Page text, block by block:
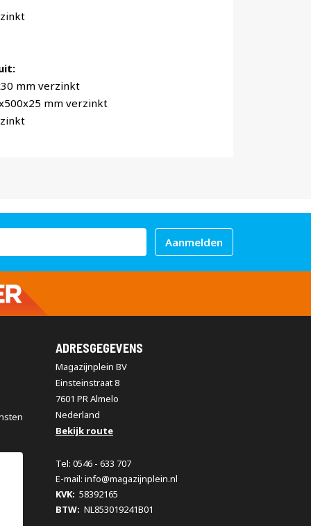
mm verzinkt
mm verzinkt
Aanmelden
ADRESGEGEVENS
Magazijnplein BV
Einsteinstraat 8
7601 PR Almelo
Nederland
Bekijk route
Tel: 0546 - 633 707
E-mail: info@magazijnplein.nl
KVK: 58392165
BTW: NL853019241B01